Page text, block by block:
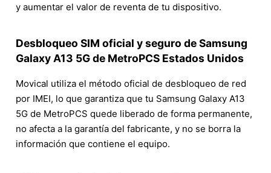
y aumentar el valor de reventa de tu dispositivo.
Desbloqueo SIM oficial y seguro de Samsung
Galaxy A13 5G de MetroPCS Estados Unidos
Movical utiliza el método oficial de desbloqueo de red
por IMEI, lo que garantiza que tu Samsung Galaxy A13
5G de MetroPCS quede liberado de forma permanente,
no afecta a la garantía del fabricante, y no se borra la
información que contiene el equipo.